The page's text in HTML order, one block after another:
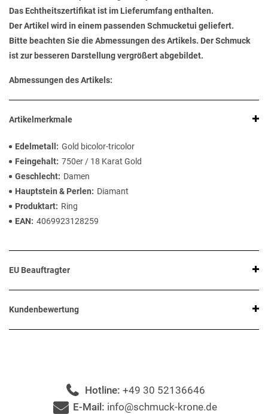
Das Echtheitszertifikat ist im Lieferumfang enthalten.
Der Artikel wird in einem passenden Schmucketui geliefert.
Bitte beachten Sie die Abmessungen des Artikels. Der Schmuck
ist zur besseren Darstellung vergrößert abgebildet.
Abmessungen des Artikels:
Artikelmerkmale
Edelmetall
Gold bicolor-tricolor
Feingehalt 750er / 18 Karat Gold
Geschlecht
Damen
Hauptstein & Perlen
Diamant
Produktart
Ring
EAN
4069923128259
EU Beauftragter
Kundenbewertung
Hotline: +49 30 52136646
E-Mail: info@schmuck-krone.de